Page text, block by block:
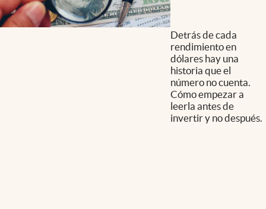
Detrás de cada
rendimiento en
dólares hay una
historia que el
número no cuenta.
Cómo empezar a
leerla antes de
invertir y no después.